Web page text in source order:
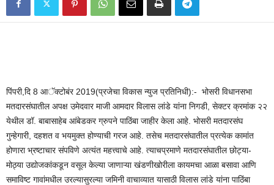
पिंपरी,दि 8 आॅक्टोबंर 2019(प्रजेचा विकास न्युज प्रतिनिधी):- भोसरी विधानसभा
मतदारसंघातील अपक्ष उमेदवार माजी आमदार विलास लांडे यांना निगडी, सेक्टर क्रमांक २२
येथील डॉ. बाबासाहेब आंबेडकर ग्रुपने पाठिंबा जाहीर केला आहे. भोसरी मतदारसंघ
गुन्हेगारी, दहशत व भयमुक्त होण्याची गरज आहे. तसेच मतदारसंघातील प्रत्येक कामांत
होणारा भ्रष्टाचार संपविणे अत्यंत महत्त्वाचे आहे. त्याचप्रमाणे मतदारसंघातील छोट्या-
मोठ्या उद्योजकांकडून वसूल केल्या जाणाऱ्या खंडणीखोरीला कायमचा आळा बसावा आणि
समाविष्ट गावांमधील उरल्यासुरल्या जमिनी वाचाव्यात यासाठी विलास लांडे यांना पाठिंबा